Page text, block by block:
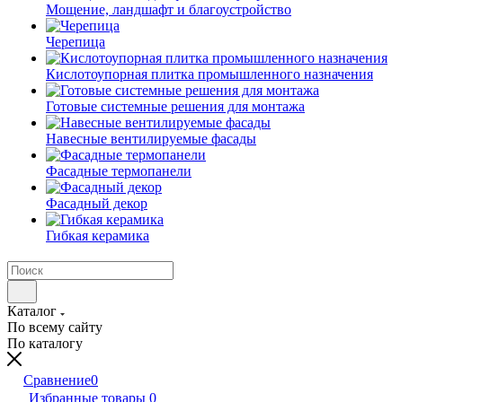
Мощение, ландшафт и благоустройство
Черепица
Кислотоупорная плитка промышленного назначения
Готовые системные решения для монтажа
Навесные вентилируемые фасады
Фасадные термопанели
Фасадный декор
Гибкая керамика
Каталог
По всему сайту
По каталогу
Сравнение0
Избранные товары 0